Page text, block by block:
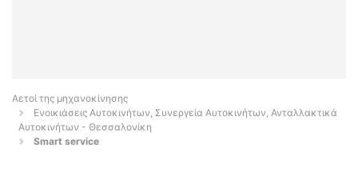
Αετοί της μηχανοκίνησης
Ενοικιάσεις Αυτοκινήτων, Συνεργεία Αυτοκινήτων, Ανταλλακτικά
Αυτοκινήτων - Θεσσαλονίκη
Smart service